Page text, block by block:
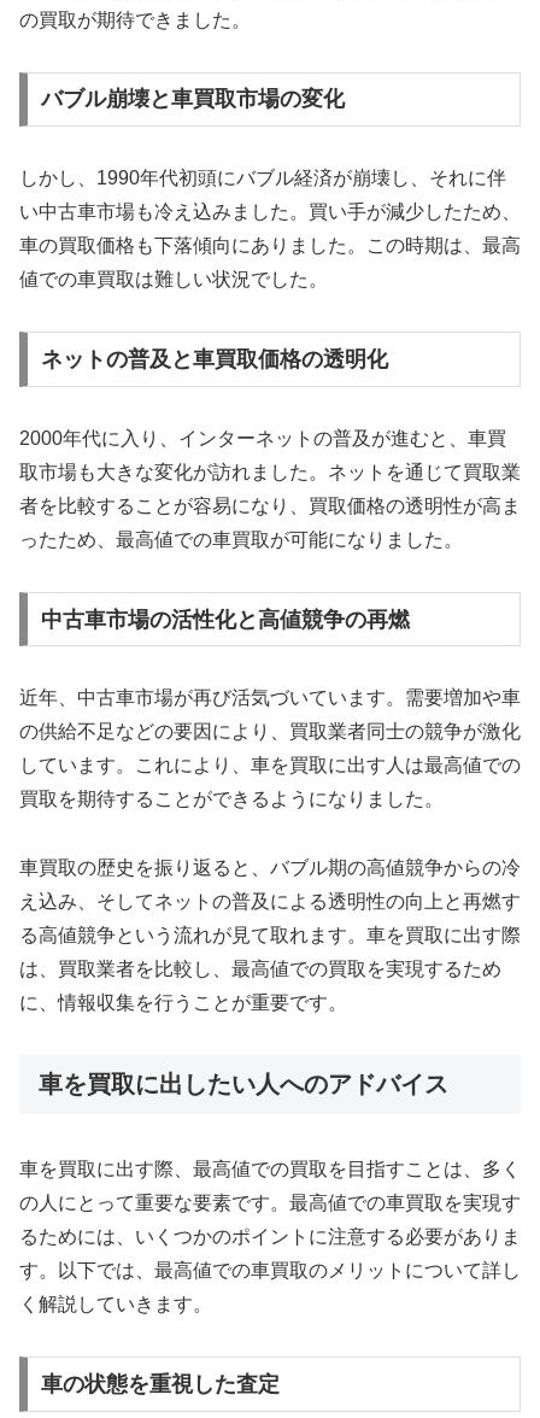
の買取が期待できました。
バブル崩壊と車買取市場の変化
しかし、1990年代初頭にバブル経済が崩壊し、それに伴
い中古車市場も冷え込みました。買い手が減少したため、
車の買取価格も下落傾向にありました。この時期は、最高
値での車買取は難しい状況でした。
ネットの普及と車買取価格の透明化
2000年代に入り、インターネットの普及が進むと、車買
取市場も大きな変化が訪れました。ネットを通じて買取業
者を比較することが容易になり、買取価格の透明性が高ま
ったため、最高値での車買取が可能になりました。
中古車市場の活性化と高値競争の再燃
近年、中古車市場が再び活気づいています。需要増加や車
の供給不足などの要因により、買取業者同士の競争が激化
しています。これにより、車を買取に出す人は最高値での
買取を期待することができるようになりました。
車買取の歴史を振り返ると、バブル期の高値競争からの冷
え込み、そしてネットの普及による透明性の向上と再燃す
る高値競争という流れが見て取れます。車を買取に出す際
は、買取業者を比較し、最高値での買取を実現するため
に、情報収集を行うことが重要です。
車を買取に出したい人へのアドバイス
車を買取に出す際、最高値での買取を目指すことは、多く
の人にとって重要な要素です。最高値での車買取を実現す
るためには、いくつかのポイントに注意する必要がありま
す。以下では、最高値での車買取のメリットについて詳し
く解説していきます。
車の状態を重視した査定